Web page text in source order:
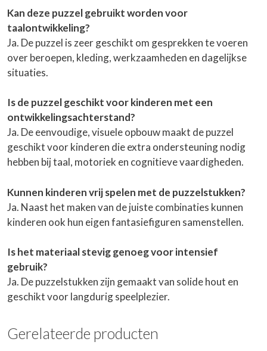
Kan deze puzzel gebruikt worden voor
taalontwikkeling?
Ja. De puzzel is zeer geschikt om gesprekken te voeren
over beroepen, kleding, werkzaamheden en dagelijkse
situaties.
Is de puzzel geschikt voor kinderen met een
ontwikkelingsachterstand?
Ja. De eenvoudige, visuele opbouw maakt de puzzel
geschikt voor kinderen die extra ondersteuning nodig
hebben bij taal, motoriek en cognitieve vaardigheden.
Kunnen kinderen vrij spelen met de puzzelstukken?
Ja. Naast het maken van de juiste combinaties kunnen
kinderen ook hun eigen fantasiefiguren samenstellen.
Is het materiaal stevig genoeg voor intensief
gebruik?
Ja. De puzzelstukken zijn gemaakt van solide hout en
geschikt voor langdurig speelplezier.
Gerelateerde producten